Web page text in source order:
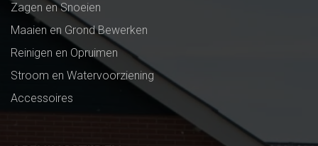
Zagen en Snoeien
Maaien en Grond Bewerken
Reinigen en Opruimen
Stroom en Watervoorziening
Accessoires